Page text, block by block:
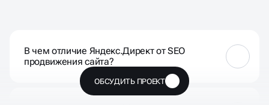
В чем отличие Яндекс.Директ от SEO
продвижения сайта?
Контекстная реклама в Яндекс показывается в
ОБСУДИТЬ ПРОЕКТ